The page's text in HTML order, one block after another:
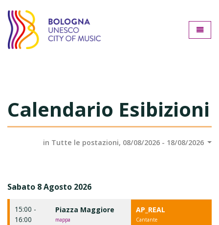
Calendario Esibizioni
in Tutte le postazioni, 08/08/2026 - 18/08/2026
Sabato 8 Agosto 2026
15:00 -
16:00
Piazza Maggiore
mappa
AP_REAL
Cantante